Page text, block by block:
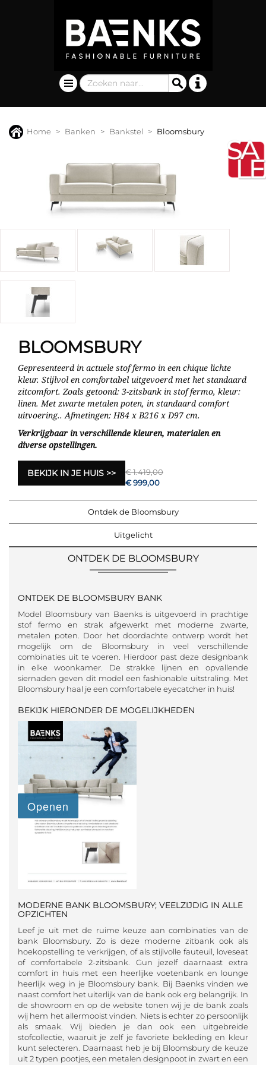
Home Banken Bankstel Bloomsbury
BLOOMSBURY
Gepresenteerd in actuele stof fermo in een chique lichte
kleur. Stijlvol en comfortabel uitgevoerd met het standaard
zitcomfort. Zoals getoond: 3-zitsbank in stof fermo, kleur:
linen. Met zwarte metalen poten, in standaard comfort
uitvoering.. Afmetingen: H84 x B216 x D97 cm.
Verkrijgbaar in verschillende kleuren, materialen en
diverse opstellingen.
BEKIJK IN JE HUIS
€ 1.419,00
€ 999,00
Ontdek de Bloomsbury
Uitgelicht
ONTDEK DE BLOOMSBURY
ONTDEK DE BLOOMSBURY BANK
Model Bloomsbury van Baenks is uitgevoerd in prachtige
stof fermo en strak afgewerkt met moderne zwarte,
metalen poten. Door het doordachte ontwerp wordt het
mogelijk om de Bloomsbury in veel verschillende
combinaties uit te voeren. Hierdoor past deze designbank
in elke woonkamer. De strakke lijnen en opvallende
siernaden geven dit model een fashionable uitstraling. Met
Bloomsbury haal je een comfortabele eyecatcher in huis!
BEKIJK HIERONDER DE MOGELIJKHEDEN
MODERNE BANK BLOOMSBURY; VEELZIJDIG IN ALLE
OPZICHTEN
Leef je uit met de ruime keuze aan combinaties van de
bank Bloomsbury. Zo is deze moderne zitbank ook als
hoekopstelling te verkrijgen, of als stijlvolle fauteuil, loveseat
of comfortabele 2-zitsbank. Gun jezelf daarnaast extra
comfort in huis met een heerlijke voetenbank en lounge
heerlijk weg in je Bloomsbury bank. Bij Baenks vinden we
naast comfort het uiterlijk van de bank ook erg belangrijk. In
de showroom en op de website tonen wij je de bank zoals
wij hem het allermooist vinden. Niets is echter zo persoonlijk
als smaak. Wij bieden je dan ook een uitgebreide
stofcollectie, waaruit je zelf je favoriete bekleding en kleur
kunt selecteren. Daarnaast heb je bij Bloomsbury de keuze
uit 2 typen pootjes, een metalen designpoot in zwart en een